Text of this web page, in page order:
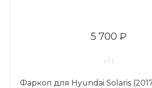
5 700 ₽
Фаркоп для Hyundai Solaris